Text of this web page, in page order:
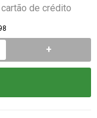
de crédito
+